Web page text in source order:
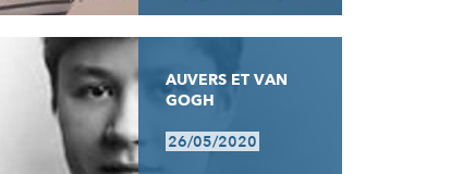
AUVERS ET VAN
GOGH
26/05/2020